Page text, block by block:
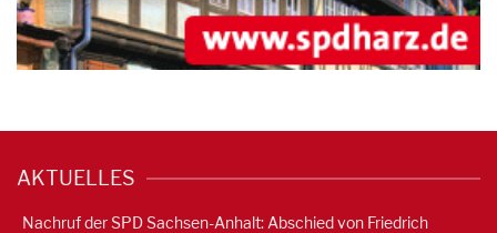
AKTUELLES
Nachruf der SPD Sachsen-Anhalt: Abschied von Friedrich